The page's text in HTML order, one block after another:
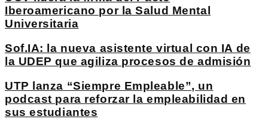
Iberoamericano por la Salud Mental
Universitaria
Sof.IA: la nueva asistente virtual con IA de
la UDEP que agiliza procesos de admisión
UTP lanza “Siempre Empleable”, un
podcast para reforzar la empleabilidad en
sus estudiantes